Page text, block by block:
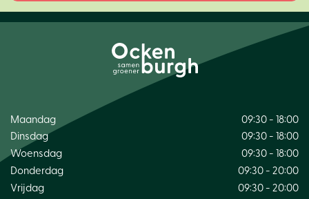
Maandag
09:30 - 18:00
Dinsdag
09:30 - 18:00
Woensdag
09:30 - 18:00
Donderdag
09:30 - 20:00
Vrijdag
09:30 - 20:00